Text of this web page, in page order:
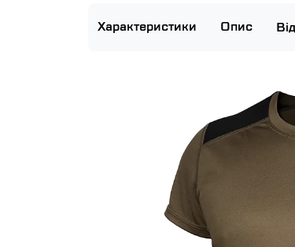
Характеристики Опис